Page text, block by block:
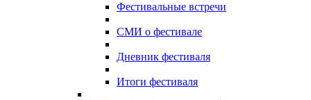
Фестивальные встречи
СМИ о фестивале
Дневник фестиваля
Итоги фестиваля